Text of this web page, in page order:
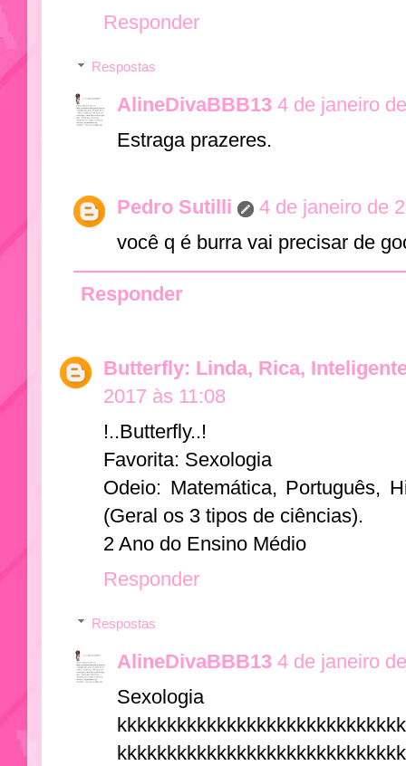
Responder
Respostas
AlineDivaBBB13 4 de janeiro
Estraga prazeres.
Pedro Sutilli
4 de janeiro de
você q é burra vai precisar de
Responder
Butterfly: Linda, Rica,
2017 às 11:08
!..Butterfly..!
Favorita: Sexologia
Odeio: Matemática, Português,
(Geral os 3 tipos de ciências).
2 Ano do Ensino Médio
Responder
Respostas
AlineDivaBBB13 4 de janeiro
Sexologia